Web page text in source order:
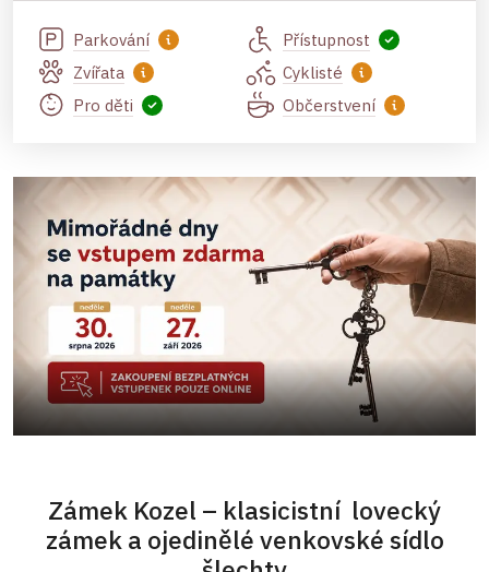
Parkování
Přístupnost
Zvířata
Cyklisté
Pro děti
Občerstvení
Zámek Kozel – klasicistní lovecký
zámek a ojedinělé venkovské sídlo